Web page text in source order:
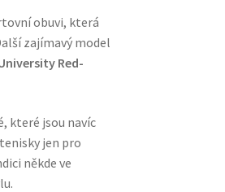
obuvi, která
zajímavý model
Red-
které jsou navíc
jen pro
někde ve